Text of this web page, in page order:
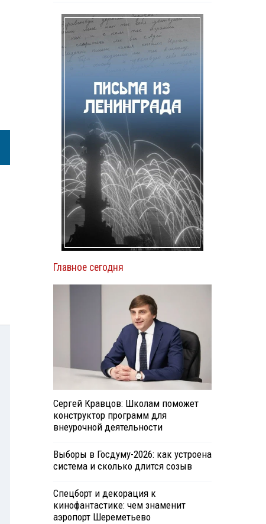
Главное сегодня
Сергей Кравцов: Школам поможет
конструктор программ для
внеурочной деятельности
Выборы в Госдуму-2026: как устроена
система и сколько длится созыв
Спецборт и декорация к
кинофантастике: чем знаменит
аэропорт Шереметьево